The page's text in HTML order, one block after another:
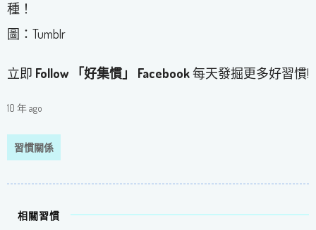
種！
圖：Tumblr
立即 Follow 「好集慣」 Facebook每天發掘更多好習慣!
10 年 ago
習慣關係
相關習慣